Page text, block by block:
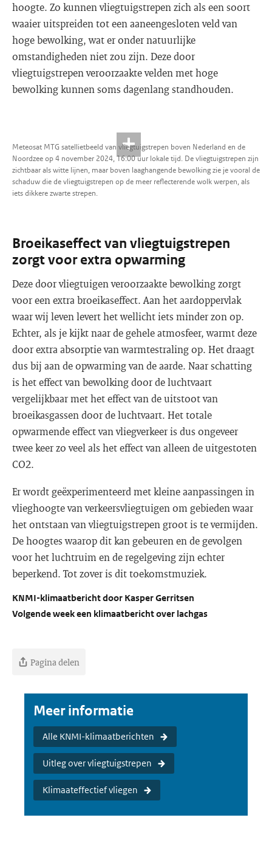
hoogte. Zo kunnen vliegtuigstrepen zich als een soort
waaier uitspreiden tot een aaneengesloten veld van
hoge bewolking, wat er onder natuurlijke
omstandigheden niet zou zijn. Deze door
vliegtuigstrepen veroorzaakte velden met hoge
bewolking kunnen soms dagenlang standhouden.
Meteosat MTG satellietbeeld van vliegtuigstrepen boven Nederland en de
Noordzee op 4 november 2024, 16:00 uur lokale tijd. De vliegtuigstrepen zijn
zichtbaar als witte lijnen, maar boven laaghangende bewolking zie je vooral de
schaduw die de vliegtuigstrepen op de meer reflecterende wolk werpen, als
iets dikkere zwarte strepen.
Broeikaseffect van vliegtuigstrepen
zorgt voor extra opwarming
Deze door vliegtuigen veroorzaakte bewolking zorgt
voor een extra broeikaseffect. Aan het aardoppervlak
waar wij leven levert het wellicht iets minder zon op.
Echter, als je kijkt naar de gehele atmosfeer, warmt deze
door extra absorptie van warmtestraling op. Het draagt
dus bij aan de opwarming van de aarde. Naar schatting
is het effect van bewolking door de luchtvaart
vergelijkbaar met het effect van de uitstoot van
broeikasgassen door de luchtvaart. Het totale
opwarmende effect van vliegverkeer is dus ongeveer
twee keer zo veel als het effect van alleen de uitgestoten
CO2.
Er wordt geëxperimenteerd met kleine aanpassingen in
vlieghoogte van verkeersvliegtuigen om gebieden waar
het ontstaan van vliegtuigstrepen groot is te vermijden.
De hoogtes waarop dit kan gebeuren en de gevolgen
voor het luchtruim en de regelgeving zijn echter
beperkend. Tot zover is dit toekomstmuziek.
KNMI-klimaatbericht door Kasper Gerritsen
Volgende week een klimaatbericht over lachgas
Pagina delen
Meer informatie
Alle KNMI-klimaatberichten
Uitleg over vliegtuigstrepen
Klimaateffectief vliegen